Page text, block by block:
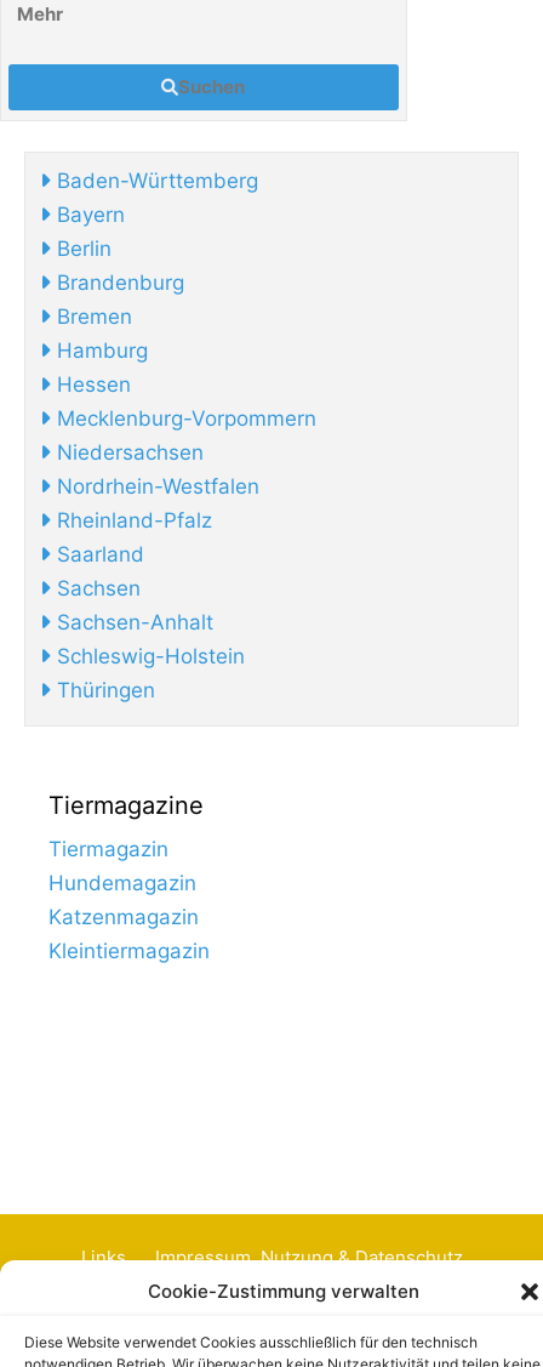
Cookie-Zustimmung verwalten
Diese Website verwendet Cookies ausschließlich für den technisch
Mehr
Suchen
Baden-Württemberg
Bayern
Berlin
Brandenburg
Bremen
Hamburg
Hessen
Mecklenburg-Vorpommern
Niedersachsen
Nordrhein-Westfalen
Rheinland-Pfalz
Saarland
Sachsen
Sachsen-Anhalt
Schleswig-Holstein
Thüringen
Tiermagazine
Tiermagazin
Hundemagazin
Katzenmagazin
Kleintiermagazin
Links Impressum, Nutzung & Datenschutz